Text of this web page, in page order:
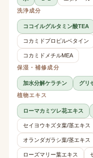
洗浄成分
ココイルグルタミン酸TEA
コカミドプロピルベタイン
コカミドメチルMEA
保湿・補修成分
加水分解ケラチン
グリ
植物エキス
ローマカミツレ花エキス
セイヨウキズタ葉/茎エキス
オランダガラシ葉/茎エキス
ローズマリー葉エキス